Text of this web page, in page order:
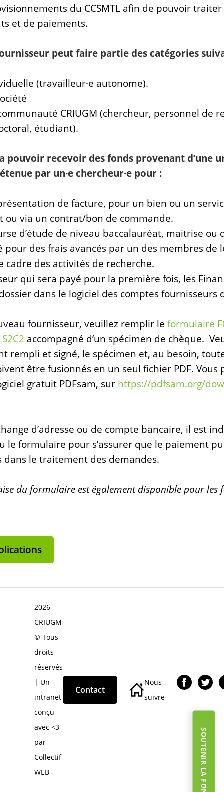
du CCSMTL afin de pouvoir
et de paiements.
peut faire partie des catégories
(travailleur·e autonome).
CRIUGM (chercheur, personnel de
étudiant).
pouvoir recevoir des fonds provenant d’une
par un·e chercheur·e pour :
de facture, pour un bien ou un
ou via un contrat/bon de commande.
d’étude de niveau baccalauréat, maitrise ou
pour des frais avancés par un des membres de
cadre des activités de recherche.
qui sera payé pour la première fois, les
dans le logiciel des comptes fournisseurs
fournisseur, veuillez remplir le formulaire
S2C2 accompagné d’un spécimen de chèque.
rempli et signé, le spécimen et, au besoin,
être fusionnés en un seul fichier PDF. Vous
gratuit PDFsam, sur https://pdfsam.org/
d’adresse ou de compte bancaire, il est
le formulaire pour s’assurer que le paiement
le traitement des demandes.
du formulaire est également disponible pour les
2026
CRIUGM
© Tous
droits
réservés
| Un
intranet
conçu
avec <3
par
Collectif
WEB
Contact
Nous
suivre